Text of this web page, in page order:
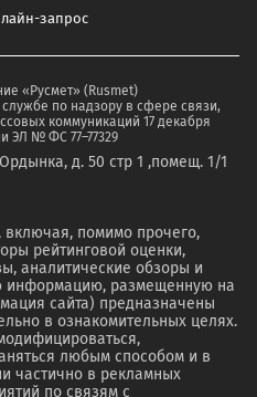
запрос
«Русмет» (Rusmet)
по надзору в сфере связи,
коммуникаций 17 декабря
ЭЛ № ФС 77–77329
д. 50 стр 1 ,помещ. 1/1
помимо прочего,
рейтинговой оценки,
аналитические обзоры и
информацию, размещенную на
сайта) предназначены
в ознакомительных целях.
любым способом и в
частично в рекламных
по связям с